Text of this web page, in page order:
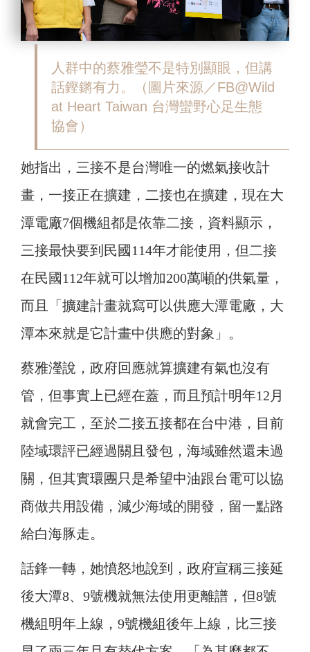
人群中的蔡雅瑩不是特別顯眼，但講
話鏗鏘有力。（圖片來源／FB@Wild
at Heart Taiwan 台灣蠻野心足生態
協會）
她指出，三接不是台灣唯一的燃氣接收計
畫，一接正在擴建，二接也在擴建，現在大
潭電廠7個機組都是依靠二接，資料顯示，
三接最快要到民國114年才能使用，但二接
在民國112年就可以增加200萬噸的供氣量，
而且「擴建計畫就寫可以供應大潭電廠，大
潭本來就是它計畫中供應的對象」。
蔡雅瀅說，政府回應就算擴建有氣也沒有
管，但事實上已經在蓋，而且預計明年12月
就會完工，至於二接五接都在台中港，目前
陸域環評已經過關且發包，海域雖然還未過
關，但其實環團只是希望中油跟台電可以協
商做共用設備，減少海域的開發，留一點路
給白海豚走。
話鋒一轉，她憤怒地說到，政府宣稱三接延
後大潭8、9號機就無法使用更離譜，但8號
機組明年上線，9號機組後年上線，比三接